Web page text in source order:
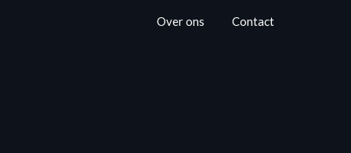
Over ons Contact